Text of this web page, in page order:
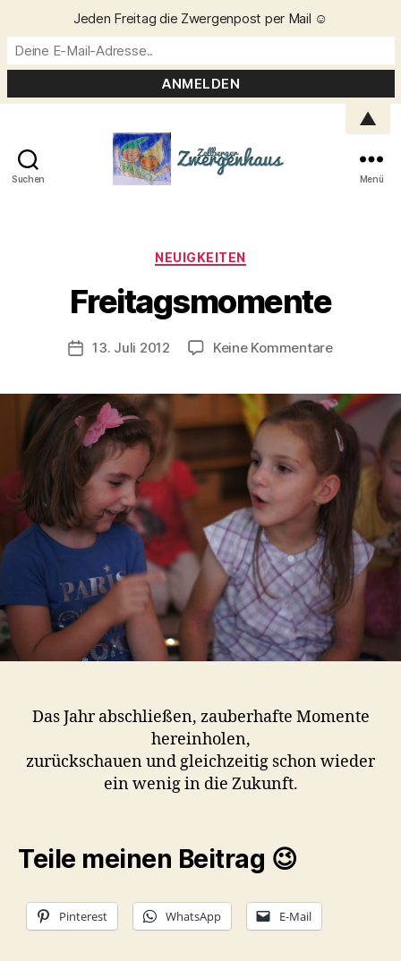
Suchen Menü
Kategorien
NEUIGKEITEN
Freitagsmomente
Beitragsautor
V
n
C
ri
t
a
Veröffentlichungsdatum
13. Juli 2012 Keine Kommentarezu
Das Jahr abschließen, zauberhafte Momente
hereinholen,
zurückschauen und gleichzeitig schon wieder
ein wenig in die Zukunft.
Teile meinen Beitrag 😉
Pinterest WhatsApp E-Mail
Jeden Freitag die Zwergenpost per Mail ☺️
▲